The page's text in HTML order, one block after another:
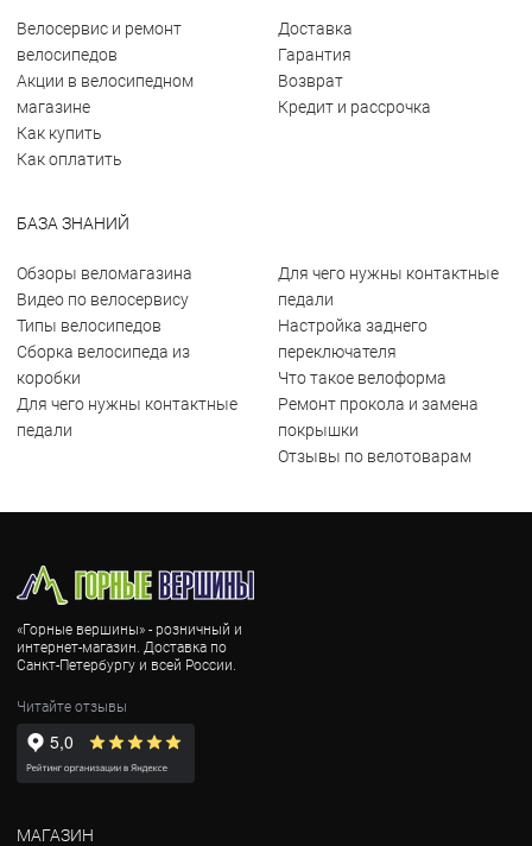
Велосервис и ремонт
велосипедов
Акции в велосипедном
магазине
Как купить
Как оплатить
Доставка
Гарантия
Возврат
Кредит и рассрочка
БАЗА ЗНАНИЙ
Обзоры веломагазина
Видео по велосервису
Типы велосипедов
Сборка велосипеда из
коробки
Для чего нужны контактные
педали
Для чего нужны контактные
педали
Настройка заднего
переключателя
Что такое велоформа
Ремонт прокола и замена
покрышки
Отзывы по велотоварам
«Горные вершины» - розничный и
интернет-магазин. Доставка по
Санкт-Петербургу и всей России.
Читайте отзывы
МАГАЗИН